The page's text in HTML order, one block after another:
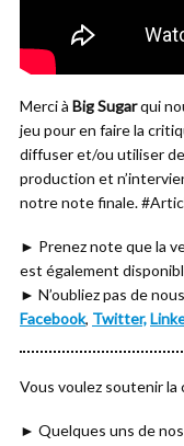
Merci à Big Sugarqui
jeu pour en faire la
diffuser et/ou utiliser
production et
notre note finale.
► Prenez note que la
est également
► N’oubliez pas de
Facebook, Twitter,
Vous voulez soutenir la
► Quelques uns de